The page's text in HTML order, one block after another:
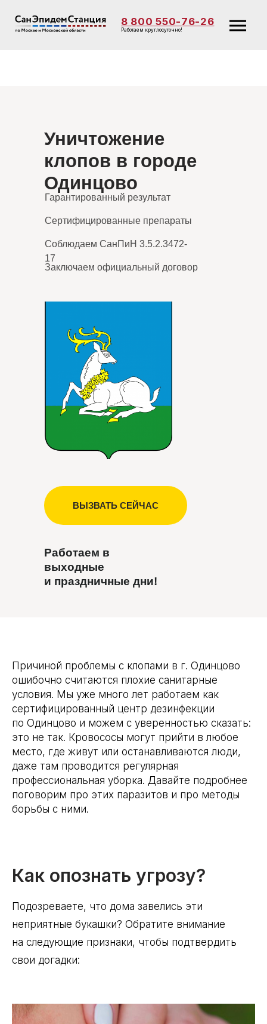
Работаем круглосуточно!
Гарантированный результат
Сертифицированные препараты
Заключаем официальный договор
Соблюдаем СанПиН 3.5.2.3472-
17
Уничтожение
клопов в городе
Одинцово
ВЫЗВАТЬ СЕЙЧАС
Работаем в
выходные
и праздничные дни!
Причиной проблемы с клопами в г. Одинцово
ошибочно считаются плохие санитарные
условия. Мы уже много лет работаем как
сертифицированный центр дезинфекции
по Одинцово и можем с уверенностью сказать:
это не так. Кровососы могут прийти в любое
место, где живут или останавливаются люди,
даже там проводится регулярная
профессиональная уборка. Давайте подробнее
поговорим про этих паразитов и про методы
борьбы с ними.
Как опознать угрозу?
Подозреваете, что дома завелись эти
неприятные букашки? Обратите внимание
на следующие признаки, чтобы подтвердить
свои догадки: